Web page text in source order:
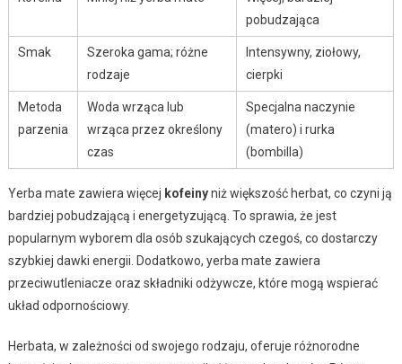
pobudzająca
Smak
Szeroka gama; różne
rodzaje
Intensywny, ziołowy,
cierpki
Metoda
parzenia
Woda wrząca lub
wrząca przez określony
czas
Specjalna naczynie
(matero) i rurka
(bombilla)
Yerba mate zawiera więcej kofeinyniż większość herbat, co czyni ją
bardziej pobudzającą i energetyzującą. To sprawia, że jest
popularnym wyborem dla osób szukających czegoś, co dostarczy
szybkiej dawki energii. Dodatkowo, yerba mate zawiera
przeciwutleniacze oraz składniki odżywcze, które mogą wspierać
układ odpornościowy.
Herbata, w zależności od swojego rodzaju, oferuje różnorodne